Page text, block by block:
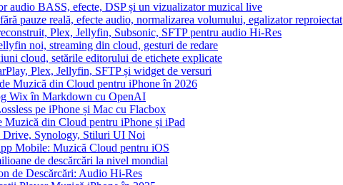
audio BASS, efecte, DSP și un vizualizator muzical live
pauze reală, efecte audio, normalizarea volumului, egalizator reproiectat
Plex, Jellyfin, Subsonic, SFTP pentru audio Hi-Res
noi, streaming din cloud, gesturi de redare
cloud, setările editorului de etichete explicate
Plex, Jellyfin, SFTP și widget de versuri
Muzică din Cloud pentru iPhone în 2026
Wix în Markdown cu OpenAI
pe iPhone și Mac cu Flacbox
din Cloud pentru iPhone și iPad
Synology, Stiluri UI Noi
Mobile: Muzică Cloud pentru iOS
de descărcări la nivel mondial
de Descărcări: Audio Hi-Res